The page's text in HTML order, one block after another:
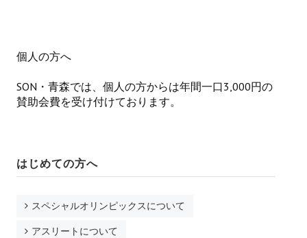
競技会について
ボランティアについて
ファミリーについて
支援する
社会貢献活動として
協賛・寄付として
個人の方へ
SON・青森では、個人の方からは年間一口3,000円の
賛助会費を受け付けております。
はじめての方へ
スペシャルオリンピックスについて
アスリートについて